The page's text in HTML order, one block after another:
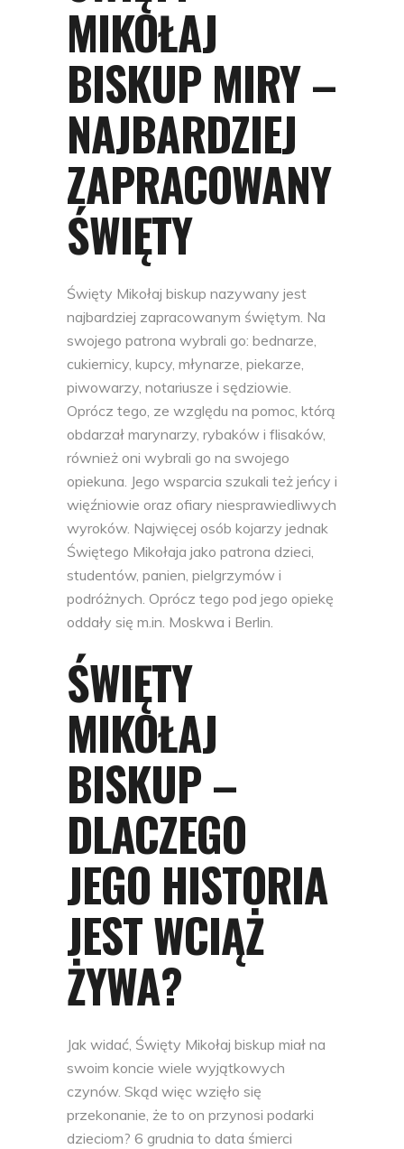
MIKOŁAJ
BISKUP MIRY –
NAJBARDZIEJ
ZAPRACOWANY
ŚWIĘTY
Święty Mikołaj biskup nazywany jest
najbardziej zapracowanym świętym. Na
swojego patrona wybrali go: bednarze,
cukiernicy, kupcy, młynarze, piekarze,
piwowarzy, notariusze i sędziowie.
Oprócz tego, ze względu na pomoc, którą
obdarzał marynarzy, rybaków i flisaków,
również oni wybrali go na swojego
opiekuna. Jego wsparcia szukali też jeńcy i
więźniowie oraz ofiary niesprawiedliwych
wyroków. Najwięcej osób kojarzy jednak
Świętego Mikołaja jako patrona dzieci,
studentów, panien, pielgrzymów i
podróżnych. Oprócz tego pod jego opiekę
oddały się m.in. Moskwa i Berlin.
ŚWIĘTY
MIKOŁAJ
BISKUP –
DLACZEGO
JEGO HISTORIA
JEST WCIĄŻ
ŻYWA?
Jak widać, Święty Mikołaj biskup miał na
swoim koncie wiele wyjątkowych
czynów. Skąd więc wzięło się
przekonanie, że to on przynosi podarki
dzieciom? 6 grudnia to data śmierci